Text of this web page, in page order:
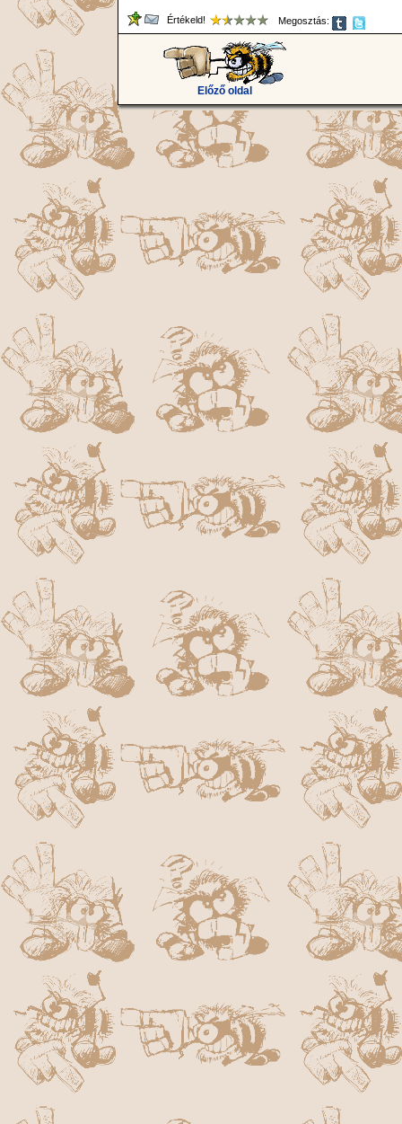
Értékeld! Megosztás:
Előző oldal